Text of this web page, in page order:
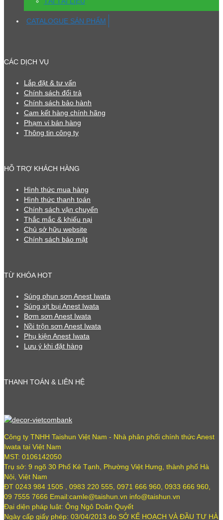
CATALOGUE SẢN PHẨM
CÁC DỊCH VỤ
Lắp đặt & tư vấn
Chính sách đổi trả
Chính sách bảo hành
Cam kết hàng chính hãng
Phạm vi bán hàng
Thông tin công ty
HỖ TRỢ KHÁCH HÀNG
Hình thức mua hàng
Hình thức thanh toán
Chính sách vận chuyển
Thắc mắc & khiếu nại
Chủ sở hữu website
Chính sách bảo mật
TỪ KHÓA HOT
Súng phun sơn Anest Iwata
Súng xịt bụi Anest Iwata
Bơm sơn Anest Iwata
Nồi trộn sơn Anest Iwata
Phụ kiện Anest Iwata
Lưu ý khi đặt hàng
THANH TOÁN & LIÊN HỆ
Công ty TNHH Taishun Việt Nam - Nhà phân phối chính thức Anest
Iwata tại Việt Nam
MST: 0106142050
Trụ sở: 9 ngõ 30 Phố Kẻ Tạnh, Phường Việt Hưng, thành phố Hà
Nội, Việt Nam
ĐT 0243 984 1505 , 0983 220 555, 0971 666 960, 0933 666 960,
09 7555 7666 Email:camle@taishun.vn info@taishun.vn
Đại diện pháp luật: Ông Ngô Doãn Quyết
Ngày cấp giấy phép: 03/04/2013 do SỞ KẾ HOẠCH VÀ ĐẦU TƯ HÀ